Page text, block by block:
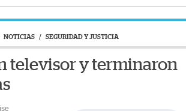
NOTICIAS / SEGURIDAD Y JUSTICIA
televisor y terminaron